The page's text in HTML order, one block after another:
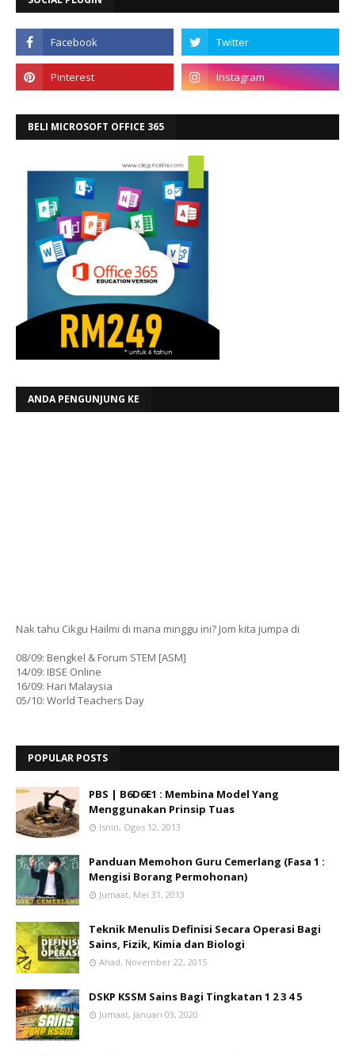
BELI MICROSOFT OFFICE 365
ANDA PENGUNJUNG KE
Nak tahu Cikgu Hailmi di mana minggu ini? Jom kita jumpa di
08/09: Bengkel & Forum STEM [ASM]
14/09: IBSE Online
16/09: Hari Malaysia
05/10: World Teachers Day
POPULAR POSTS
PBS | B6D6E1 : Membina Model Yang
Menggunakan Prinsip Tuas
Isnin, Ogos 12, 2013
Panduan Memohon Guru Cemerlang (Fasa 1 :
Mengisi Borang Permohonan)
Jumaat, Mei 31, 2013
Teknik Menulis Definisi Secara Operasi Bagi
Sains, Fizik, Kimia dan Biologi
Ahad, November 22, 2015
DSKP KSSM Sains Bagi Tingkatan 1 2 3 4 5
Jumaat, Januari 03, 2020